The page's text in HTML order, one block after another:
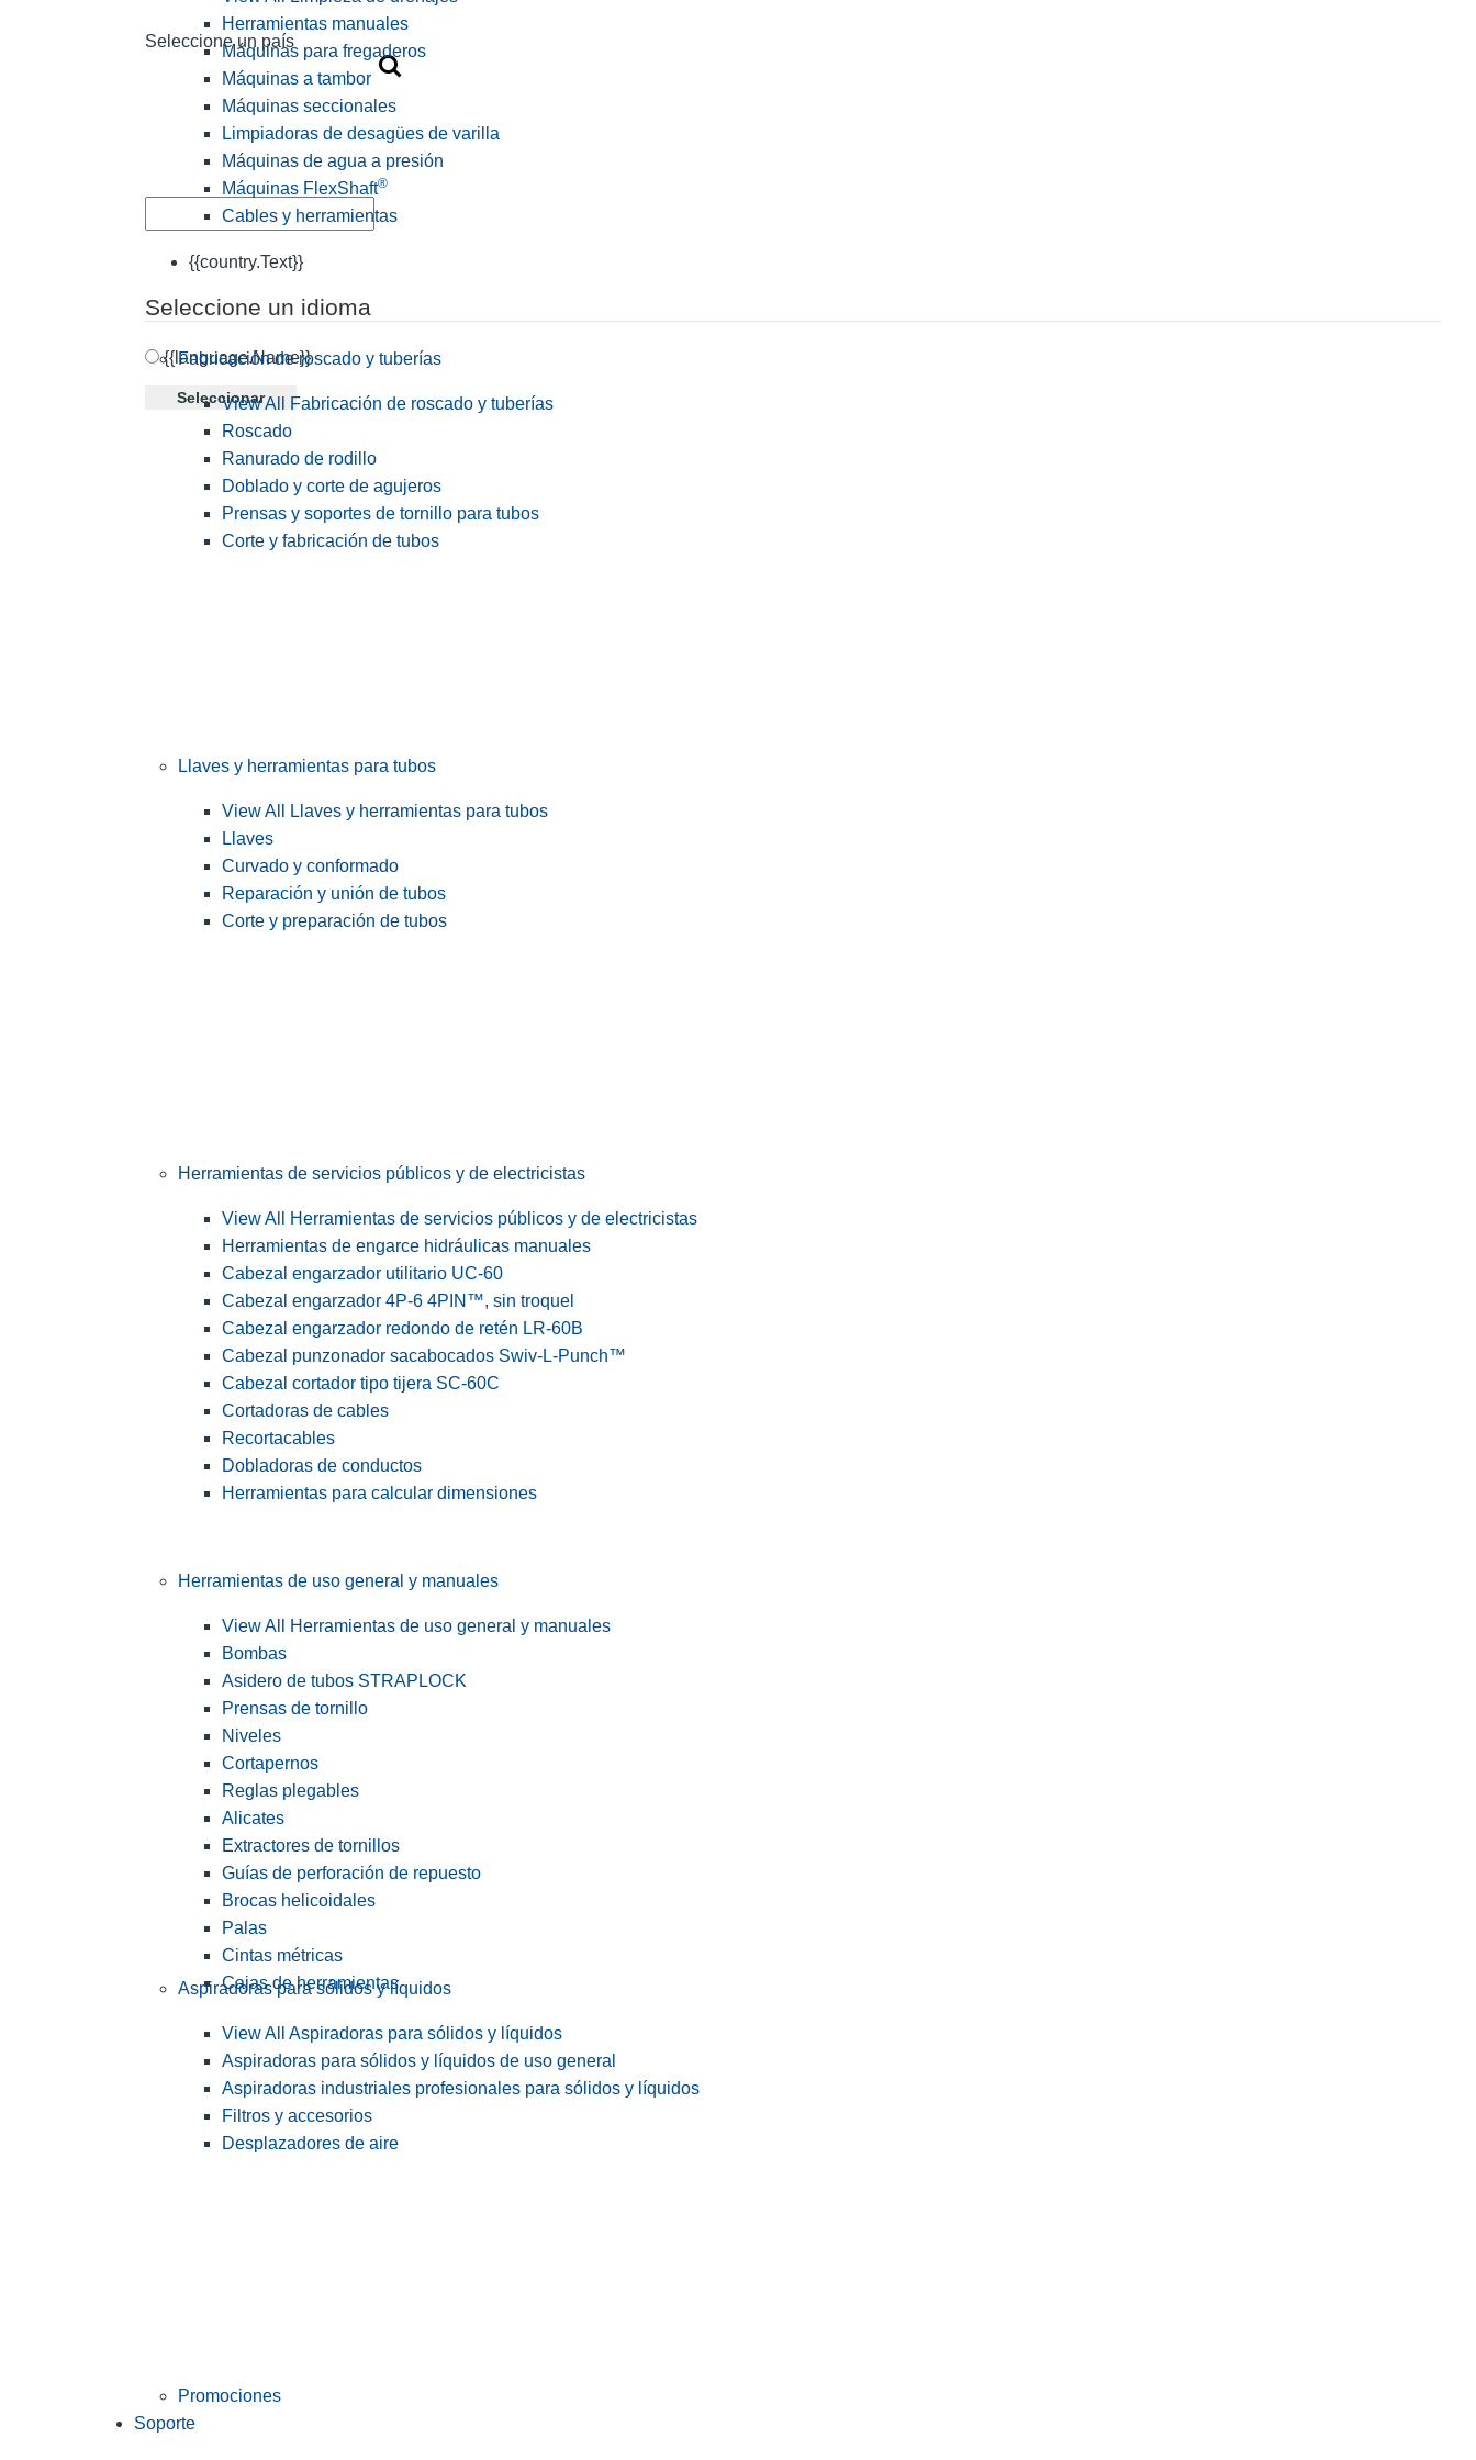
Seleccione un país
{{country.Text}}
Seleccione un idioma
{{language.Name}}
Seleccionar
Herramientas manuales
Máquinas para fregaderos
Máquinas a tambor
Máquinas seccionales
Limpiadoras de desagües de varilla
Máquinas de agua a presión
Máquinas FlexShaft®
Cables y herramientas
Fabricación de roscado y tuberías
View All Fabricación de roscado y tuberías
Roscado
Ranurado de rodillo
Doblado y corte de agujeros
Prensas y soportes de tornillo para tubos
Corte y fabricación de tubos
Llaves y herramientas para tubos
View All Llaves y herramientas para tubos
Llaves
Curvado y conformado
Reparación y unión de tubos
Corte y preparación de tubos
Herramientas de servicios públicos y de electricistas
View All Herramientas de servicios públicos y de electricistas
Herramientas de engarce hidráulicas manuales
Cabezal engarzador utilitario UC-60
Cabezal engarzador 4P-6 4PIN™, sin troquel
Cabezal engarzador redondo de retén LR-60B
Cabezal punzonador sacabocados Swiv-L-Punch™
Cabezal cortador tipo tijera SC-60C
Cortadoras de cables
Recortacables
Dobladoras de conductos
Herramientas para calcular dimensiones
Herramientas de uso general y manuales
View All Herramientas de uso general y manuales
Bombas
Asidero de tubos STRAPLOCK
Prensas de tornillo
Niveles
Cortapernos
Reglas plegables
Alicates
Extractores de tornillos
Guías de perforación de repuesto
Brocas helicoidales
Palas
Cintas métricas
Cajas de herramientas
Aspiradoras para sólidos y líquidos
View All Aspiradoras para sólidos y líquidos
Aspiradoras para sólidos y líquidos de uso general
Aspiradoras industriales profesionales para sólidos y líquidos
Filtros y accesorios
Desplazadores de aire
Promociones
Soporte